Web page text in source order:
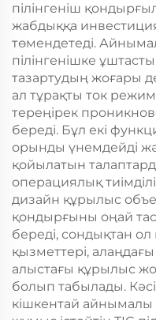
пілінгеніш
жабдыққа
төмендетеді.
пілінгенішке
тазартудың жоғары
ал тұрақты ток
тереңірек
береді. Бұл екі
орынды үнемдейді
қойылатын
операциялық
дизайн құрылыс
қондырғыны оңай
береді, сондықтан ол
қызметтері,
алыстағы құрылыс
болып табылады.
кішкентай айнымалы